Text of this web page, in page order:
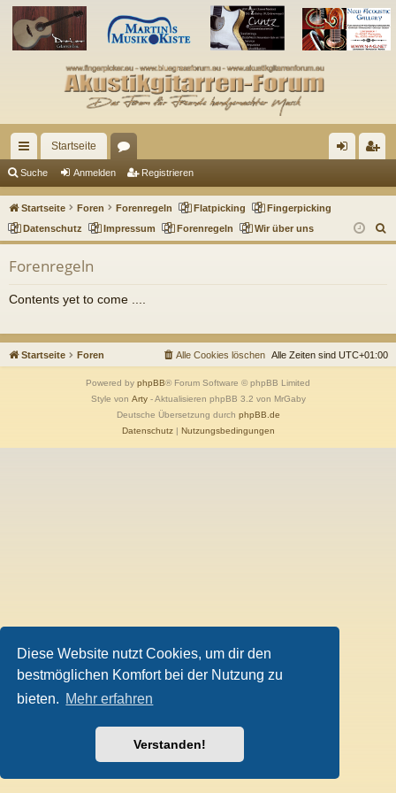
Diese Website nutzt Cookies, um dir den
bestmöglichen Komfort bei der Nutzung zu
bieten. Mehr erfahren
Verstanden!
ch
ne
llz
Startseite
en m ist
rie
Suche Anmelden Registrieren
Startseite Foren Forenregeln Flatpicking
Fingerpicking
Datenschutz
Impressum Forenregeln Wir über uns
u
Forenregeln
Contents yet to come ....
Startseite Foren Alle Zeiten sind UTC+01:00
Alle Cookies löschen
Powered by phpBB® Forum Software © phpBB Limited
Style von Arty- Aktualisieren phpBB 3.2 von MrGaby
Deutsche Übersetzung durch phpBB.de
Datenschutz| Nutzungsbedingungen